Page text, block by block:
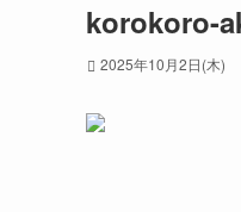
korokoro-
2025年10月2日(木)